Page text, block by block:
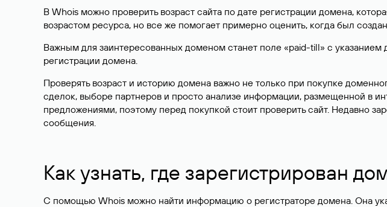
В Whois можно проверить возраст сайта по дате регистрации домена,
возрастом ресурса, но все же помогает примерно оценить, когда был
Важным для заинтересованных доменом станет поле «paid-till» с указанием
регистрации домена.
Проверять возраст и историю домена важно не только при покупке
сделок, выборе партнеров и просто анализе информации, размещенной в
предложениями, поэтому перед покупкой стоит проверить сайт. Недавно
сообщения.
Как узнать, где зарегистрирован
С помощью Whois можно найти информацию о регистраторе домена. Она